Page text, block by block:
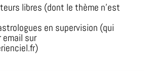
libres (dont le thème n'est
en supervision (qui
sur